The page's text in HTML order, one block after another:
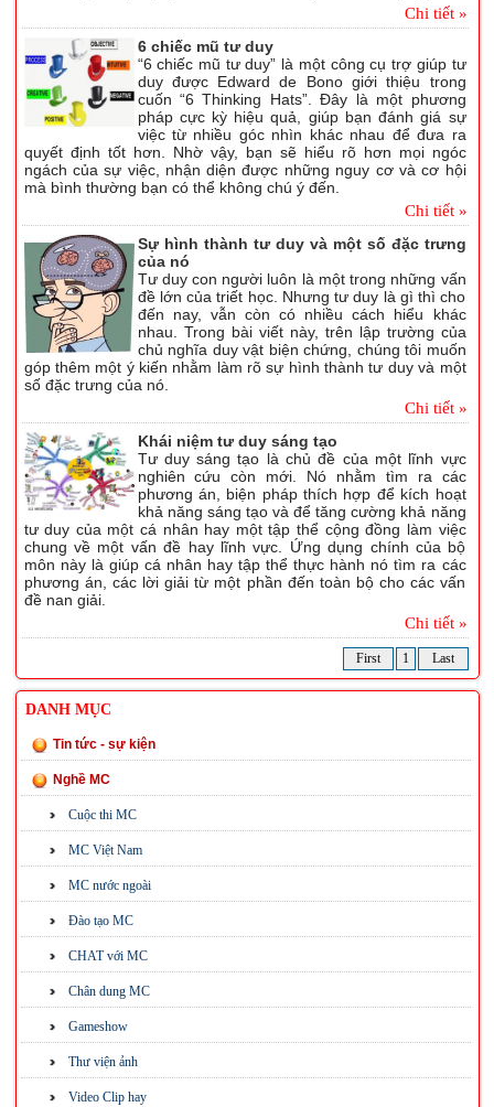
Chi tiết »
6 chiếc mũ tư duy
“6 chiếc mũ tư duy” là một công cụ trợ giúp tư
duy được Edward de Bono giới thiệu trong
cuốn “6 Thinking Hats”. Đây là một phương
pháp cực kỳ hiệu quả, giúp bạn đánh giá sự
việc từ nhiều góc nhìn khác nhau để đưa ra
quyết định tốt hơn. Nhờ vậy, bạn sẽ hiểu rõ hơn mọi ngóc
ngách của sự việc, nhận diện được những nguy cơ và cơ hội
mà bình thường bạn có thể không chú ý đến.
Chi tiết »
Sự hình thành tư duy và một số đặc trưng
của nó
Tư duy con người luôn là một trong những vấn
đề lớn của triết học. Nhưng tư duy là gì thì cho
đến nay, vẫn còn có nhiều cách hiểu khác
nhau. Trong bài viết này, trên lập trường của
chủ nghĩa duy vật biện chứng, chúng tôi muốn
góp thêm một ý kiến nhằm làm rõ sự hình thành tư duy và một
số đặc trưng của nó.
Chi tiết »
Khái niệm tư duy sáng tạo
Tư duy sáng tạo là chủ đề của một lĩnh vực
nghiên cứu còn mới. Nó nhằm tìm ra các
phương án, biện pháp thích hợp để kích hoạt
khả năng sáng tạo và để tăng cường khả năng
tư duy của một cá nhân hay một tập thể cộng đồng làm việc
chung về một vấn đề hay lĩnh vực. Ứng dụng chính của bộ
môn này là giúp cá nhân hay tập thể thực hành nó tìm ra các
phương án, các lời giải từ một phần đến toàn bộ cho các vấn
đề nan giải.
Chi tiết »
First 1 Last
DANH MỤC
Tin tức - sự kiện
Nghề MC
Cuộc thi MC
MC Việt Nam
MC nước ngoài
Đào tạo MC
CHAT với MC
Chân dung MC
Gameshow
Thư viện ảnh
Video Clip hay